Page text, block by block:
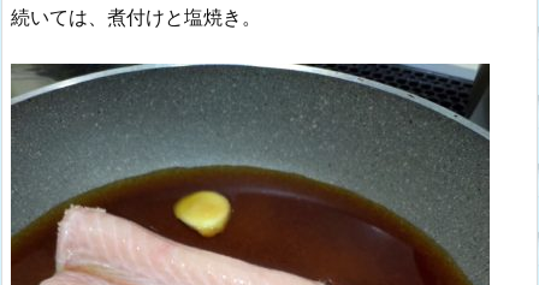
続いては、煮付けと塩焼き。